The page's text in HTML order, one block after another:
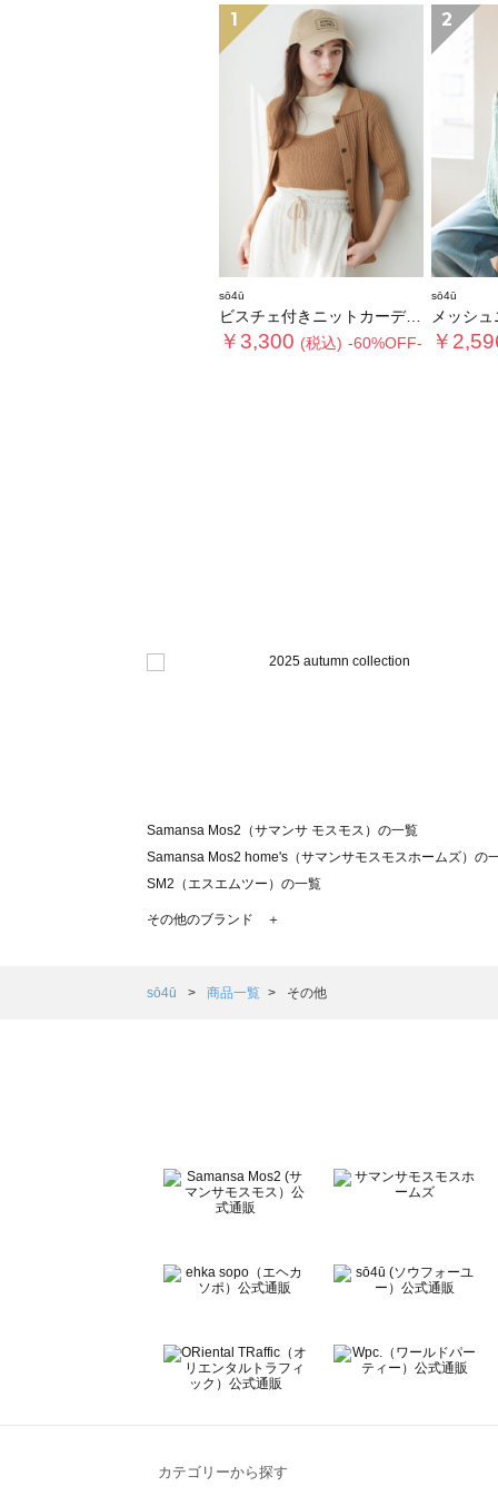
1
sō4ū
ビスチェ付きニットカーディガン
￥3,300 (税込) -60%OFF-
2
sō4ū
メッシ
￥
Samansa Mos2（サマンサ モスモス）の一覧
Samansa Mos2 home's（サマンサモスモスホームズ）の
SM2（エスエムツー）の一覧
TSUHARU by Samansa Mos2（ツハルバイサマンサモス
Samansa Mos2 Lagom（サマンサモスモス ラーゴム）の
BETTY'S BLUE（べティーズブルー）の一覧
Wpc.（ワールドパーティー）の一覧
その他のブランド ＋
sō4ū 商品一覧 その他
カテゴリーから探す